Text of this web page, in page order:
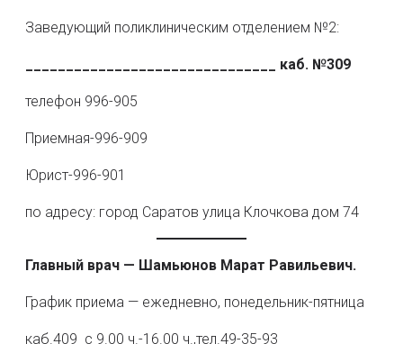
Заведующий поликлиническим отделением №2:
каб. №309
телефон 996-905
Приемная-996-909
Юрист-996-901
по адресу: город Саратов улица Клочкова дом 74
Главный врач — Шамьюнов Марат Равильевич.
График приема — ежедневно, понедельник-пятница
каб.409 с 9.00 ч.-16.00 ч.,тел.49-35-93